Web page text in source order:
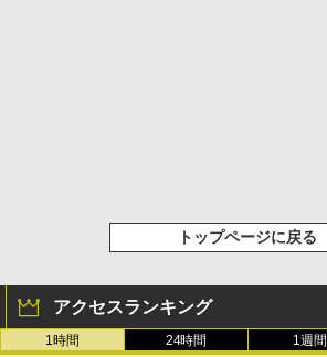
トップページに戻る
アクセスランキング
1時間 24時間 1週間